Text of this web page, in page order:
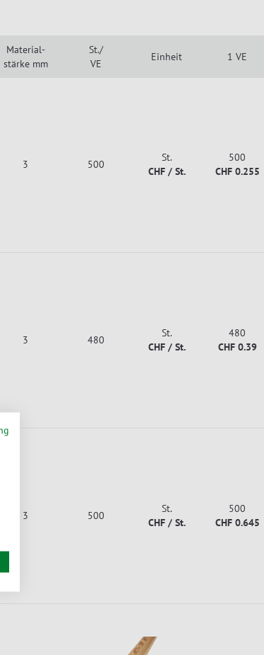
Material-
stärke mm
St./
VE
Einheit 1 VE
3 500
St.
CHF / St.
500
CHF 0.255
3 480
St.
CHF / St.
480
CHF 0.39
3 500
St.
CHF / St.
500
CHF 0.645